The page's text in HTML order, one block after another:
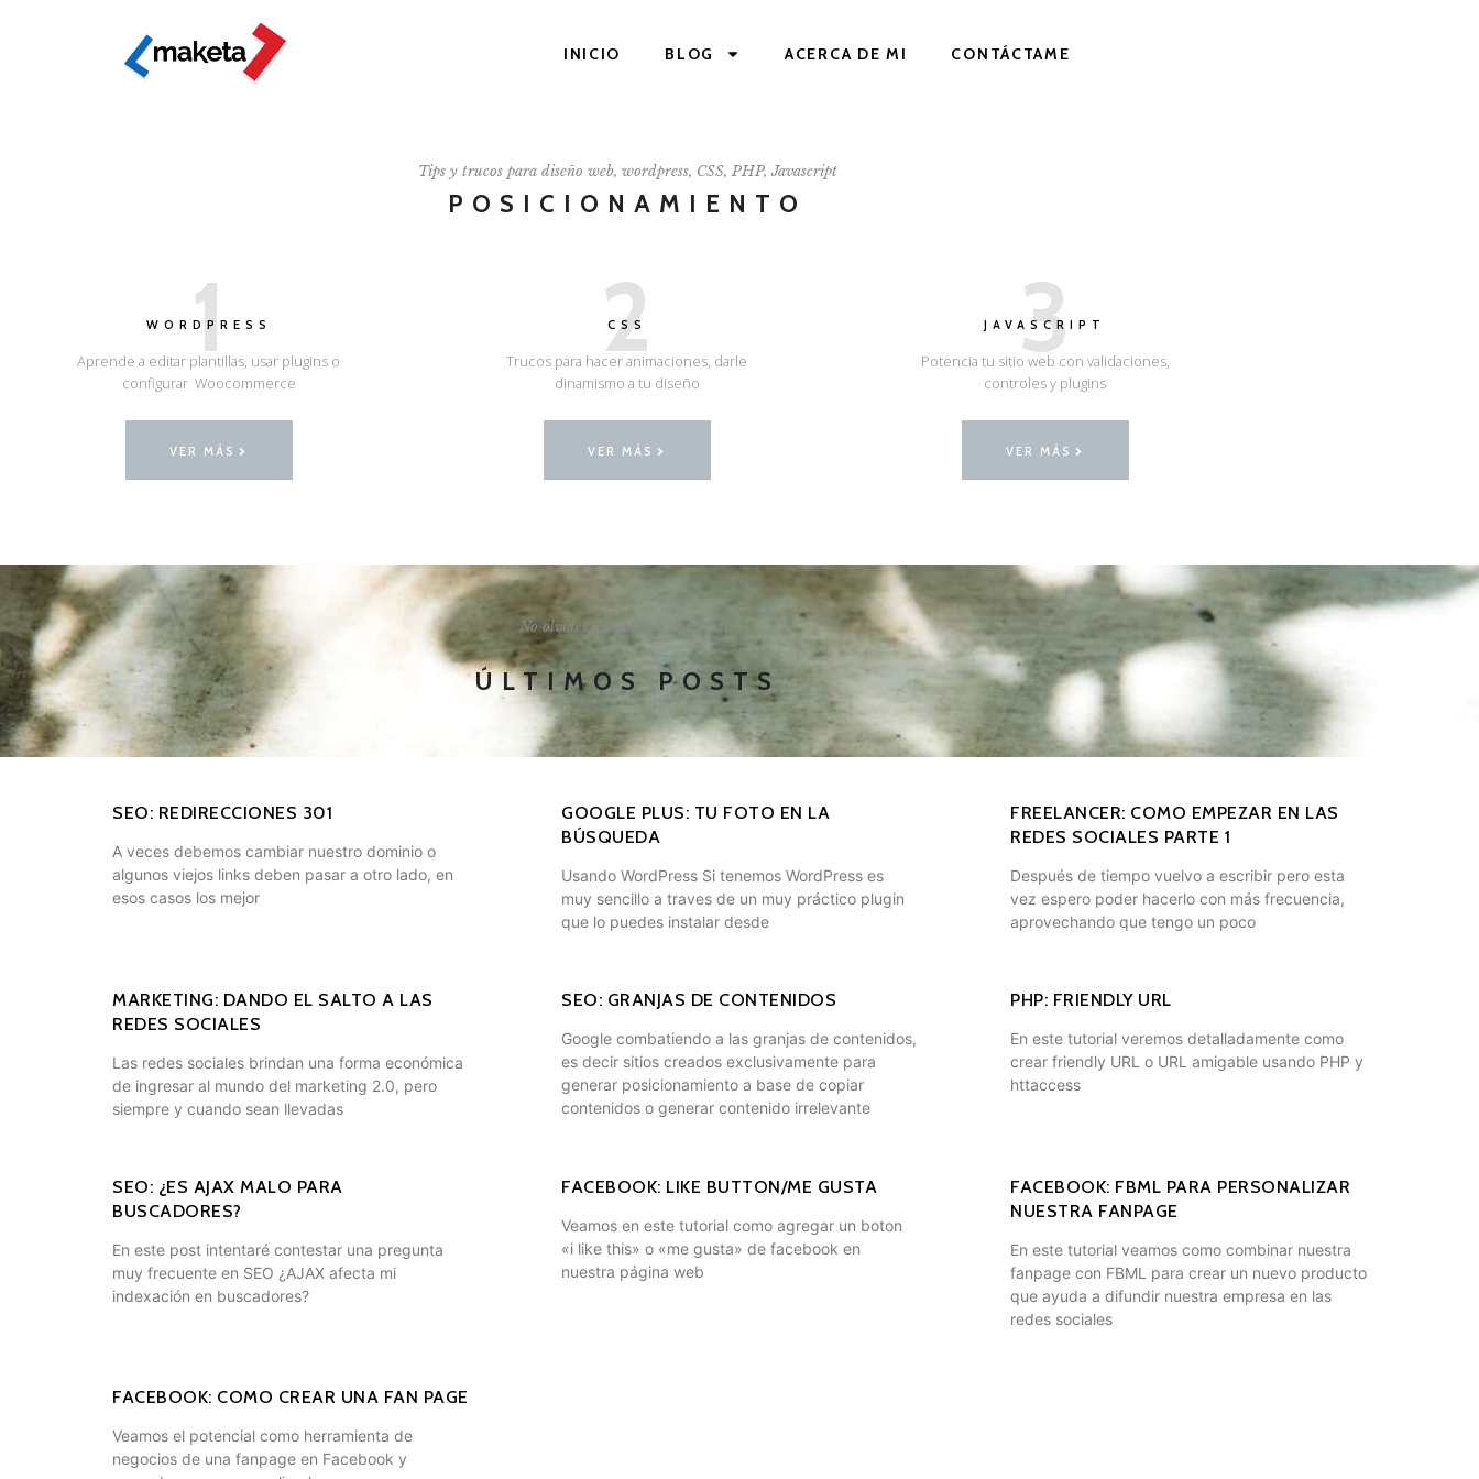
INICIO BLOG ACERCA DE MI CONTÁCTAME
Tips y trucos para diseño web, wordpress, CSS, PHP, Javascript
POSICIONAMIENTO
1
WORDPRESS
Aprende a editar plantillas, usar plugins o
configurar Woocommerce
VER MÁS
2
CSS
Trucos para hacer animaciones, darle
dinamismo a tu diseño
VER MÁS
3
JAVASCRIPT
Potencia tu sitio web con validaciones,
controles y plugins
VER MÁS
No olvides darle like y compartir
ÚLTIMOS POSTS
SEO: REDIRECCIONES 301
A veces debemos cambiar nuestro dominio o
algunos viejos links deben pasar a otro lado, en
esos casos los mejor
GOOGLE PLUS: TU FOTO EN LA
BÚSQUEDA
Usando WordPress Si tenemos WordPress es
muy sencillo a traves de un muy práctico plugin
que lo puedes instalar desde
FREELANCER: COMO EMPEZAR EN LAS
REDES SOCIALES PARTE 1
Después de tiempo vuelvo a escribir pero esta
vez espero poder hacerlo con más frecuencia,
aprovechando que tengo un poco
MARKETING: DANDO EL SALTO A LAS
REDES SOCIALES
Las redes sociales brindan una forma económica
de ingresar al mundo del marketing 2.0, pero
siempre y cuando sean llevadas
SEO: GRANJAS DE CONTENIDOS
Google combatiendo a las granjas de contenidos,
es decir sitios creados exclusivamente para
generar posicionamiento a base de copiar
contenidos o generar contenido irrelevante
PHP: FRIENDLY URL
En este tutorial veremos detalladamente como
crear friendly URL o URL amigable usando PHP y
httaccess
SEO: ¿ES AJAX MALO PARA
BUSCADORES?
En este post intentaré contestar una pregunta
muy frecuente en SEO ¿AJAX afecta mi
indexación en buscadores?
FACEBOOK: LIKE BUTTON/ME GUSTA
Veamos en este tutorial como agregar un boton
«i like this» o «me gusta» de facebook en
nuestra página web
FACEBOOK: FBML PARA PERSONALIZAR
NUESTRA FANPAGE
En este tutorial veamos como combinar nuestra
fanpage con FBML para crear un nuevo producto
que ayuda a difundir nuestra empresa en las
redes sociales
FACEBOOK: COMO CREAR UNA FAN PAGE
Veamos el potencial como herramienta de
negocios de una fanpage en Facebook y